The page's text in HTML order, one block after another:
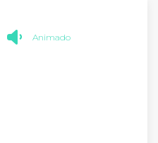
Animado